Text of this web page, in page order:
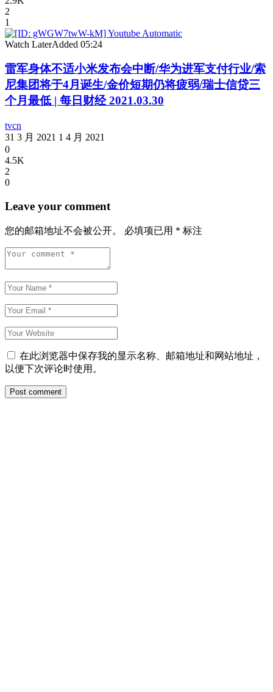
2
1
Watch LaterAdded 05:24
雷军身体不适小米发布会中断/华为进军支付行业/索
尼集团将于4月诞生/金价短期仍将疲弱/瑞士信贷三
个月最低 | 每日财经 2021.03.30
tvcn
31 3 月 2021 1 4 月 2021
0
4.5K
2
0
Leave your comment
您的邮箱地址不会被公开。 必填项已用 * 标注
在此浏览器中保存我的显示名称、邮箱地址和网站地址，
以便下次评论时使用。